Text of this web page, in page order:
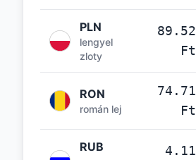
PLN
lengyel
zloty
89.52
Ft
RON
román lej
74.71
Ft
RUB 4.11